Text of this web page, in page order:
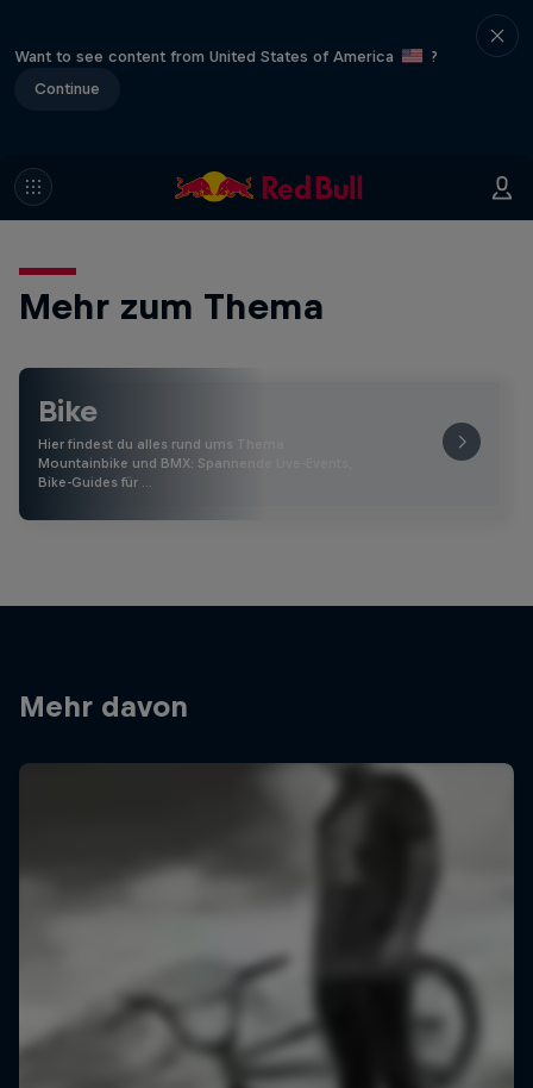
Want to see content from United States of America
?
Continue
Mehr zum Thema
Bike
Hier findest du alles rund ums Thema
Mountainbike und BMX: Spannende Live-Events,
Bike-Guides für …
Mehr davon